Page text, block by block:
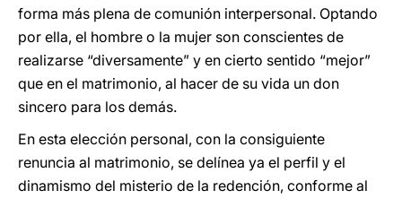
forma más plena de comunión interpersonal. Optando
por ella, el hombre o la mujer son conscientes de
realizarse “diversamente” y en cierto sentido “mejor”
que en el matrimonio, al hacer de su vida un don
sincero para los demás.
En esta elección personal, con la consiguiente
renuncia al matrimonio, se delínea ya el perfil y el
dinamismo del misterio de la redención, conforme al